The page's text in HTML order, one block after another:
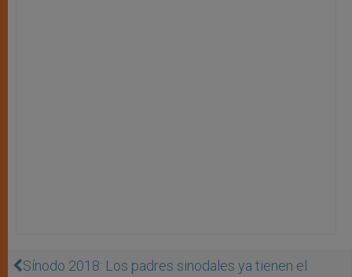
Sínodo 2018: Los padres sinodales ya tienen el